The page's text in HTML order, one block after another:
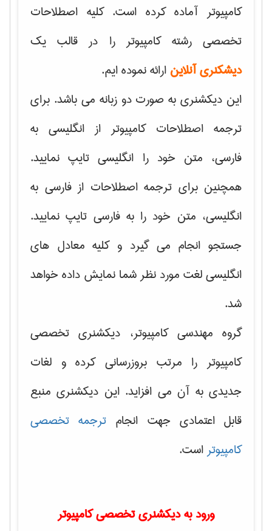
کامپیوتر آماده کرده است. کلیه اصطلاحات
تخصصی رشته کامپیوتر را در قالب یک
دیشکنری آنلاین ارائه نموده ایم.
این دیکشنری به صورت دو زبانه می باشد. برای
ترجمه اصطلاحات کامپیوتر از انگلیسی به
فارسی، متن خود را انگلیسی تایپ نمایید.
همچنین برای ترجمه اصطلاحات از فارسی به
انگلیسی، متن خود را به فارسی تایپ نمایید.
جستجو انجام می گیرد و کلیه معادل های
انگلیسی لغت مورد نظر شما نمایش داده خواهد
شد.
گروه مهندسی کامپیوتر، دیکشنری تخصصی
کامپیوتر را مرتب بروزرسانی کرده و لغات
جدیدی به آن می افزاید. این دیکشنری منبع
قابل اعتمادی جهت انجام ترجمه تخصصی
کامپیوتراست.
ورود به دیکشنری تخصصی کامپیوتر